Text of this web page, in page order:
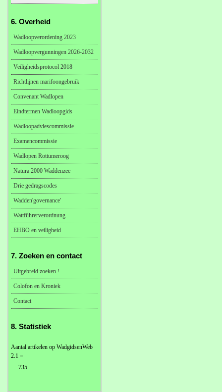
6. Overheid
Wadloopverordening 2023
Wadloopvergunningen 2026-2032
Veiligheidsprotocol 2018
Richtlijnen marifoongebruik
Convenant Wadlopen
Eindtermen Wadloopgids
Wadloopadviescommissie
Examencommissie
Wadlopen Rottumeroog
Natura 2000 Waddenzee
Drie gedragscodes
Wadden'governance'
Wattführerverordnung
EHBO en veiligheid
7. Zoeken en contact
Uitgebreid zoeken !
Colofon en Kroniek
Contact
8. Statistiek
Aantal artikelen op WadgidsenWeb
2.1 =
735